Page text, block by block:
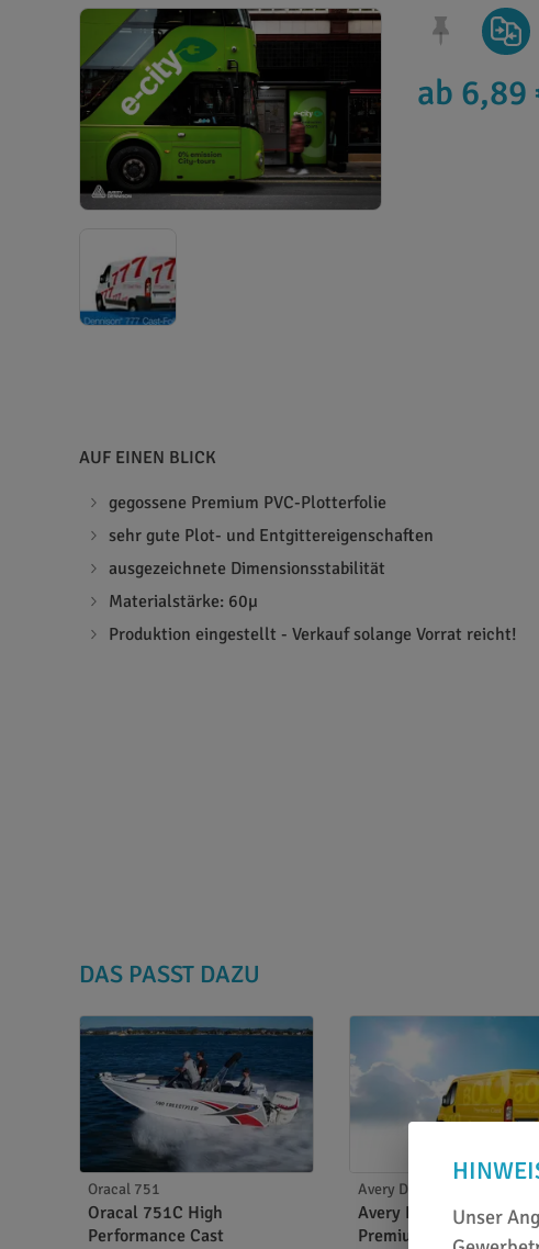
ab 6,89
AUF EINEN BLICK
gegossene Premium PVC-Plotterfolie
sehr gute Plot- und Entgittereigenschaften
ausgezeichnete Dimensionsstabilität
Materialstärke: 60µ
Produktion eingestellt - Verkauf solange Vorrat reicht!
DAS PASST DAZU
Oracal 751
Oracal 751C High
Performance Cast
Avery Dennison 800
Avery Dennison 800
Premium Cast
Unser